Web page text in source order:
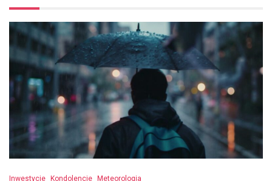
Inwestycje Kondolencje Meteorologia